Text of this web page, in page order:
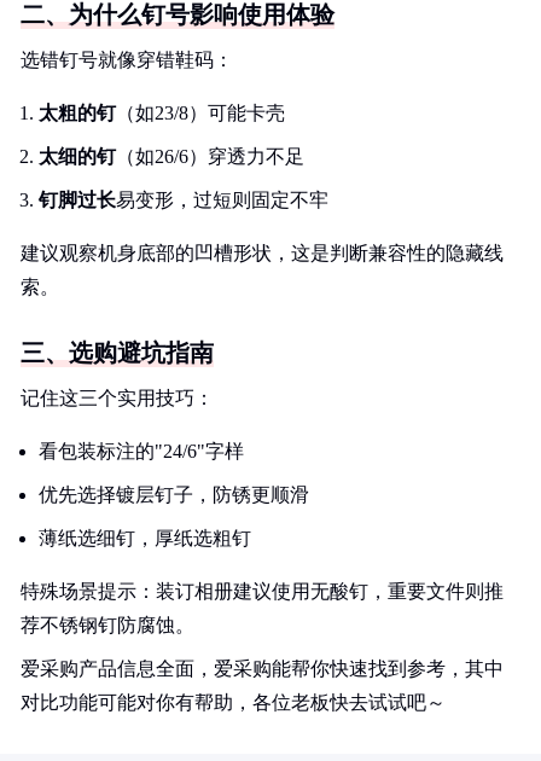
二、为什么钉号影响使用体验
选错钉号就像穿错鞋码：
太粗的钉（如23/8）可能卡壳
太细的钉（如26/6）穿透力不足
钉脚过长易变形，过短则固定不牢
建议观察机身底部的凹槽形状，这是判断兼容性的隐藏线
索。
三、选购避坑指南
记住这三个实用技巧：
看包装标注的"24/6"字样
优先选择镀层钉子，防锈更顺滑
薄纸选细钉，厚纸选粗钉
特殊场景提示：装订相册建议使用无酸钉，重要文件则推
荐不锈钢钉防腐蚀。
爱采购产品信息全面，爱采购能帮你快速找到参考，其中
对比功能可能对你有帮助，各位老板快去试试吧～